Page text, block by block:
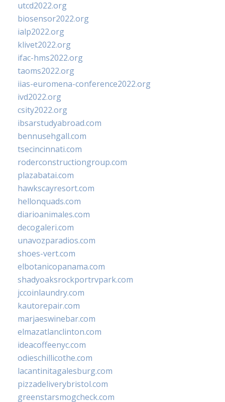
utcd2022.org
biosensor2022.org
ialp2022.org
klivet2022.org
ifac-hms2022.org
taoms2022.org
iias-euromena-conference2022.org
ivd2022.org
csity2022.org
ibsarstudyabroad.com
bennusehgall.com
tsecincinnati.com
roderconstructiongroup.com
plazabatai.com
hawkscayresort.com
hellonquads.com
diarioanimales.com
decogaleri.com
unavozparadios.com
shoes-vert.com
elbotanicopanama.com
shadyoaksrockportrvpark.com
jccoinlaundry.com
kautorepair.com
marjaeswinebar.com
elmazatlanclinton.com
ideacoffeenyc.com
odieschillicothe.com
lacantinitagalesburg.com
pizzadeliverybristol.com
greenstarsmogcheck.com